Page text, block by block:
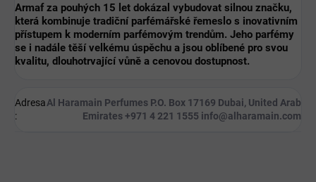
Armafza pouhých 15 let dokázal vybudovat silnou značku,
která kombinuje tradiční parfémářské řemeslo s inovativním
přístupem k moderním parfémovým trendům. Jeho parfémy
se i nadále těší velkému úspěchu a jsou oblíbené pro svou
kvalitu, dlouhotrvající vůně a cenovou dostupnost.
Adresa
:
Al Haramain Perfumes P.O. Box 17169 Dubai, United Arab
Emirates +971 4 221 1555 info@alharamain.com